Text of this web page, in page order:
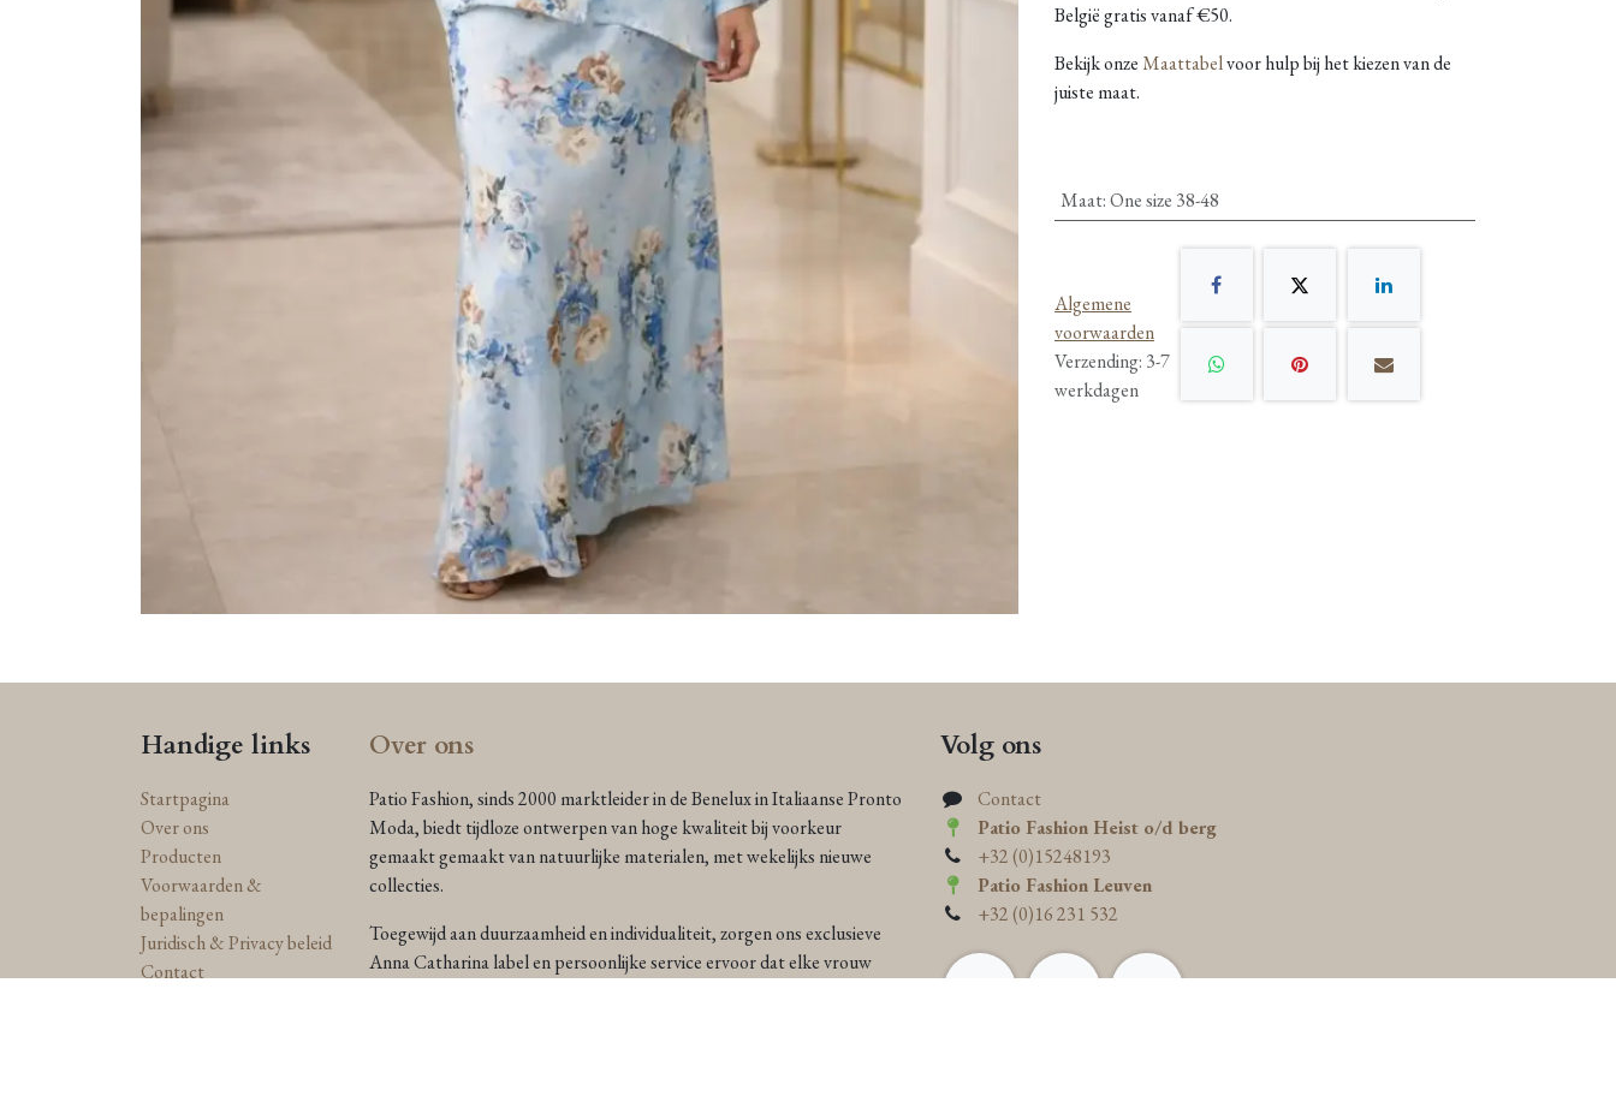
België gratis vanaf €50.
Bekijk onzeMaattabelvoor hulp bij het kiezen van de
juiste maat.
Maat:One size 38-48
Algemene
voorwaarden
Verzending: 3-7
werkdagen
Handige links
Startpagina
Over ons
Producten
Voorwaarden &
bepalingen
Juridisch & Privacy beleid
Contact
Over ons
Patio Fashion, sinds 2000 marktleider in de Benelux in Italiaanse Pronto
Moda, biedt tijdloze ontwerpen van hoge kwaliteit bij voorkeur
gemaakt gemaakt van natuurlijke materialen, met wekelijks nieuwe
collecties.
Toegewijd aan duurzaamheid en individualiteit, zorgen ons exclusieve
Anna Catharina label en persoonlijke service ervoor dat elke vrouw
Volg ons
Contact
Patio Fashion Heist o/d berg
+32 (0)15248193
Patio Fashion Leuven
+32 (0)16 231 532